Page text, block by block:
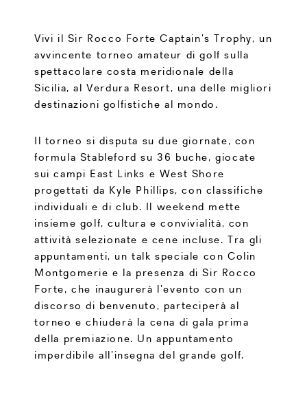
Vivi il Sir Rocco Forte Captain’s Trophy, un
avvincente torneo amateur di golf sulla
spettacolare costa meridionale della
Sicilia, al Verdura Resort, una delle migliori
destinazioni golfistiche al mondo.
Il torneo si disputa su due giornate, con
formula Stableford su 36 buche, giocate
sui campi East Links e West Shore
progettati da Kyle Phillips, con classifiche
individuali e di club. Il weekend mette
insieme golf, cultura e convivialità, con
attività selezionate e cene incluse. Tra gli
appuntamenti, un talk speciale con Colin
Montgomerie e la presenza di Sir Rocco
Forte, che inaugurerà l’evento con un
discorso di benvenuto, parteciperà al
torneo e chiuderà la cena di gala prima
della premiazione. Un appuntamento
imperdibile all’insegna del grande golf.